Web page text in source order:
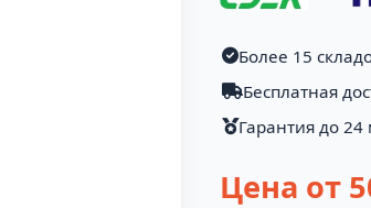
Более 15
Бесплатная
Гарантия до 24
Цена от